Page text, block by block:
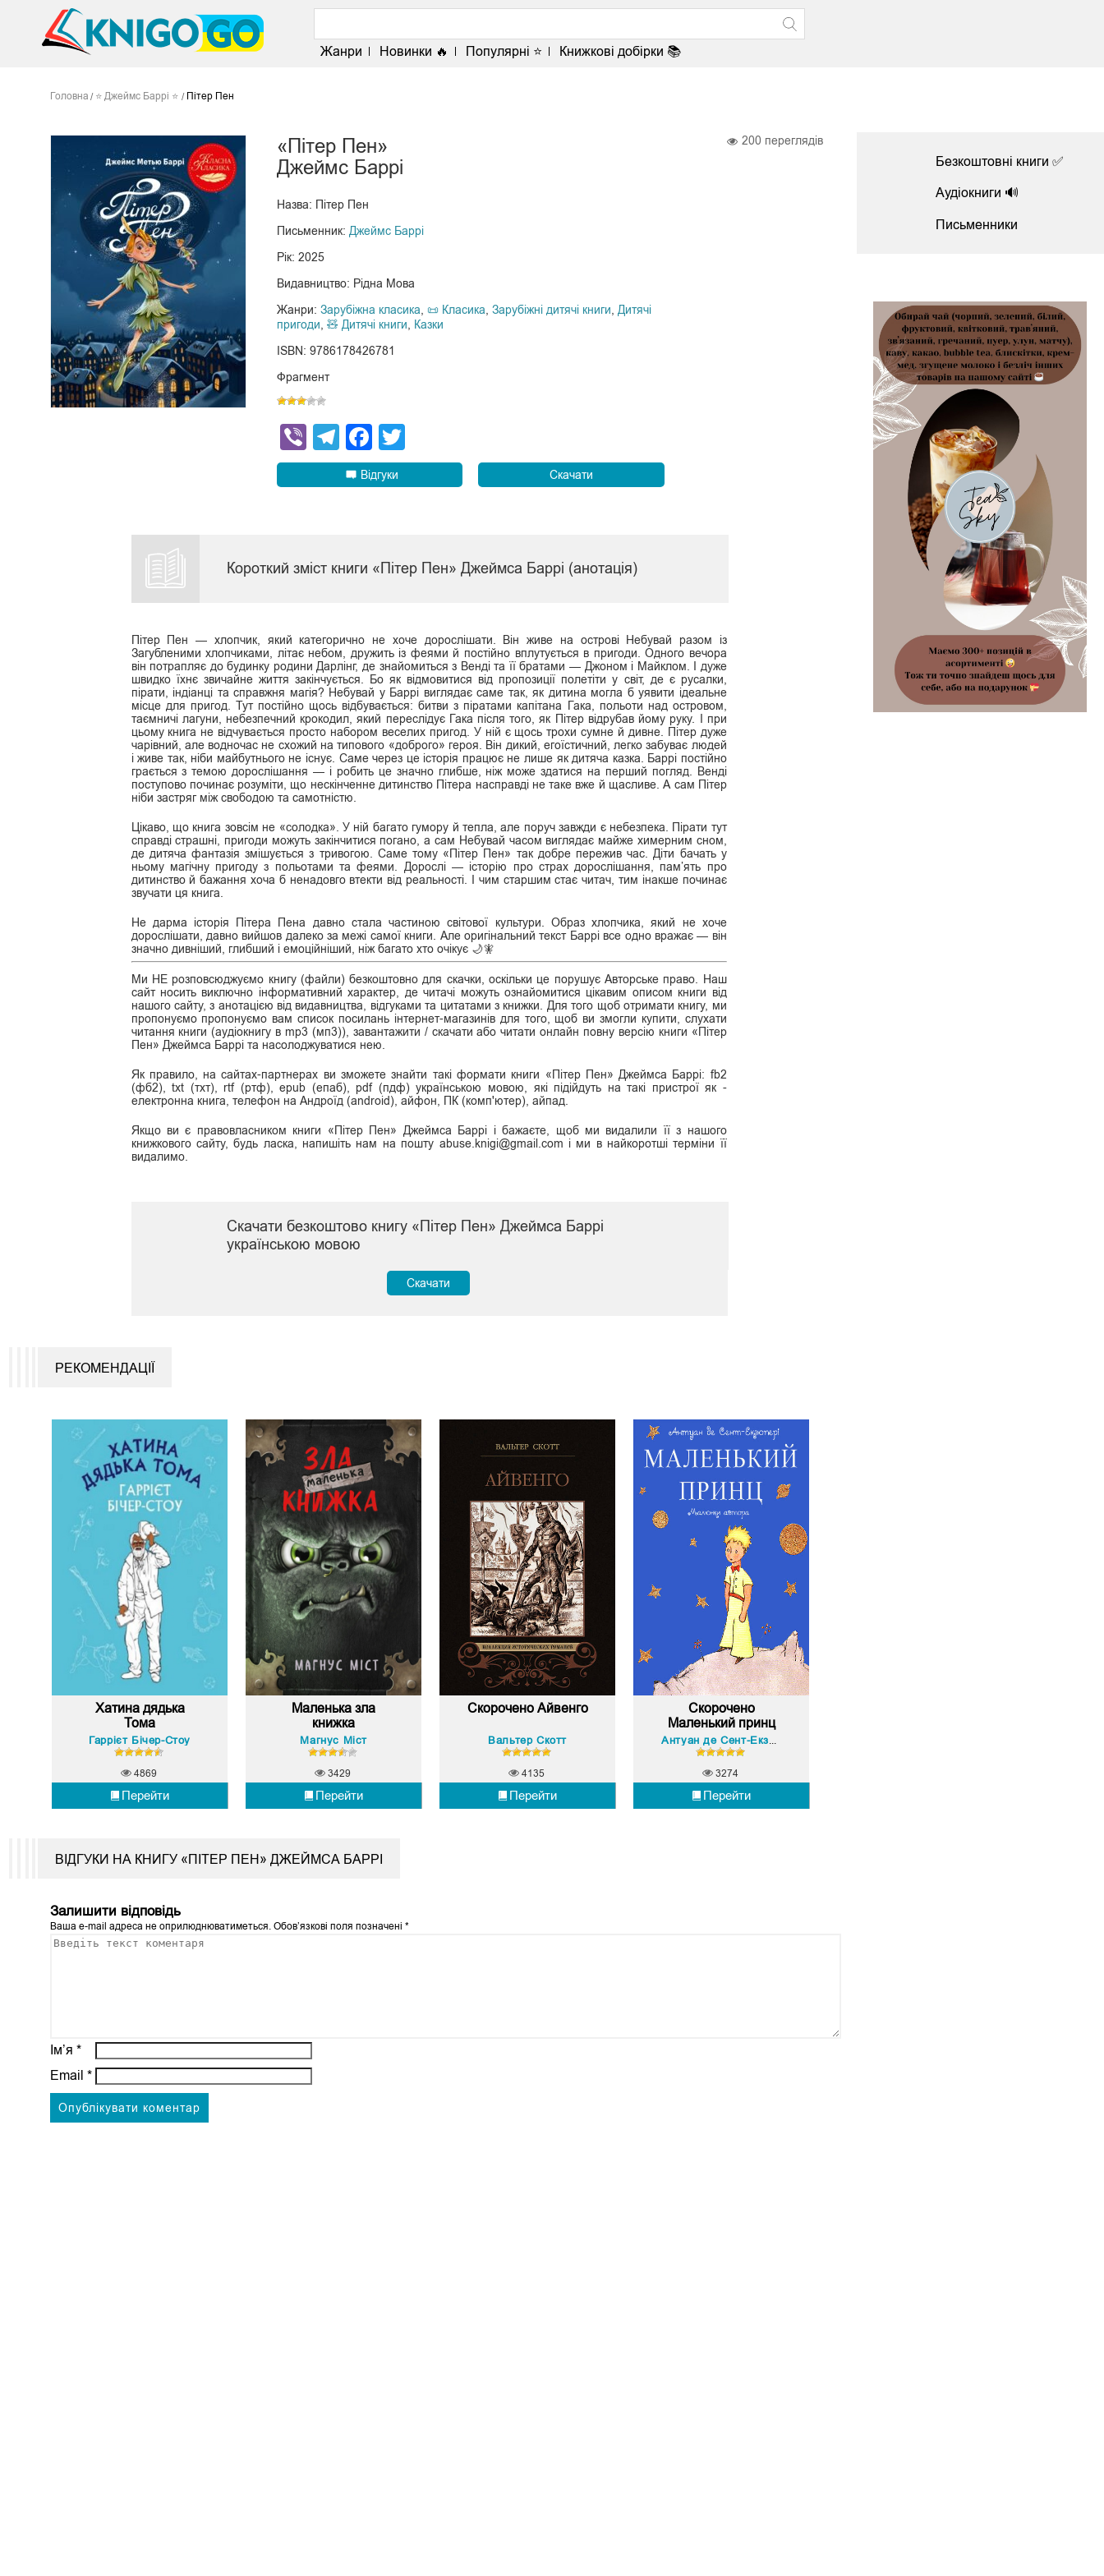
Жанри Новинки 🔥 Популярні ⭐ Книжкові добірки 📚
<
Головна ⭐ Джеймс Баррі ⭐ Пітер Пен
«Пітер Пен»
Джеймс Баррі
Назва: Пітер Пен
Письменник: Джеймс Баррі
Рік: 2025
Видавництво: Рідна Мова
Жанри: Зарубіжна класика 📜 Класика Зарубіжні дитячі книги Дитячі
пригоди 🧸 Дитячі книги
Казки
ISBN: 9786178426781
Фрагмент
ViberTelegram
Facebook
Відгуки Скачати
200 переглядів
Короткий зміст книги «Пітер Пен» Джеймса Баррі (анотація)
Пітер Пен — хлопчик, який категорично не хоче дорослішати. Він живе на острові Небувай разом із
Загубленими хлопчиками, літає небом, дружить із феями й постійно вплутується в пригоди. Одного вечора
він потрапляє до будинку родини Дарлінг, де знайомиться з Венді та її братами — Джоном і Майклом. І дуже
швидко їхнє звичайне життя закінчується. Бо як відмовитися від пропозиції полетіти у світ, де є русалки,
пірати, індіанці та справжня магія? Небувай у Баррі виглядає саме так, як дитина могла б уявити ідеальне
місце для пригод. Тут постійно щось відбувається: битви з піратами капітана Гака, польоти над островом,
таємничі лагуни, небезпечний крокодил, який переслідує Гака після того, як Пітер відрубав йому руку. І при
цьому книга не відчувається просто набором веселих пригод. У ній є щось трохи сумне й дивне. Пітер дуже
чарівний, але водночас не схожий на типового «доброго» героя. Він дикий, егоїстичний, легко забуває людей
і живе так, ніби майбутнього не існує. Саме через це історія працює не лише як дитяча казка. Баррі постійно
грається з темою дорослішання — і робить це значно глибше, ніж може здатися на перший погляд. Венді
поступово починає розуміти, що нескінченне дитинство Пітера насправді не таке вже й щасливе. А сам Пітер
ніби застряг між свободою та самотністю.
Цікаво, що книга зовсім не «солодка». У ній багато гумору й тепла, але поруч завжди є небезпека. Пірати тут
справді страшні, пригоди можуть закінчитися погано, а сам Небувай часом виглядає майже химерним сном,
де дитяча фантазія змішується з тривогою. Саме тому «Пітер Пен» так добре пережив час. Діти бачать у
ньому магічну пригоду з польотами та феями. Дорослі — історію про страх дорослішання, пам’ять про
дитинство й бажання хоча б ненадовго втекти від реальності. І чим старшим стає читач, тим інакше починає
звучати ця книга.
Не дарма історія Пітера Пена давно стала частиною світової культури. Образ хлопчика, який не хоче
дорослішати, давно вийшов далеко за межі самої книги. Але оригінальний текст Баррі все одно вражає — він
значно дивніший, глибший і емоційніший, ніж багато хто очікує 🌙🧚
Ми НЕ розповсюджуємо книгу (файли) безкоштовно для скачки, оскільки це порушує Авторське право. Наш
сайт носить виключно інформативний характер, де читачі можуть ознайомитися цікавим описом книги від
нашого сайту, з анотацією від видавництва, відгуками та цитатами з книжки. Для того щоб отримати книгу, ми
пропонуємо пропонуємо вам список посилань інтернет-магазинів для того, щоб ви змогли купити, слухати
читання книги (аудіокнигу в mp3 (мп3)), завантажити / скачати або читати онлайн повну версію книги «Пітер
Пен» Джеймса Баррі та насолоджуватися нею.
Як правило, на сайтах-партнерах ви зможете знайти такі формати книги «Пітер Пен» Джеймса Баррі: fb2
(фб2), txt (тхт), rtf (ртф), epub (епаб), pdf (пдф) українською мовою, які підійдуть на такі пристрої як -
електронна книга, телефон на Андроїд (android), айфон, ПК (комп'ютер), айпад.
Якщо ви є правовласником книги «Пітер Пен» Джеймса Баррі і бажаєте, щоб ми видалили її з нашого
книжкового сайту, будь ласка, напишіть нам на пошту abuse.knigi@gmail.com і ми в найкоротші терміни її
видалимо.
Скачати безкоштово книгу «Пітер Пен» Джеймса Баррі
українською мовою
Скачати
РЕКОМЕНДАЦІЇ
Хатина дядька
Тома
Гаррієт Бічер-Стоу
Перейти
4869
Маленька зла
книжка
Магнус Міст
Перейти
3429
Скорочено Айвенго
Вальтер Скотт
Перейти
4135
Скорочено
Маленький принц
Антуан де Сент-Екзюпері
Перейти
3274
ВІДГУКИ НА КНИГУ «ПІТЕР ПЕН» ДЖЕЙМСА БАРРІ
Залишити відповідь
Ваша e-mail адреса не оприлюднюватиметься. Обов’язкові поля позначені*
Ім’я*
Email*
Безкоштовні книги ✅
Аудіокниги 🔊
Письменники